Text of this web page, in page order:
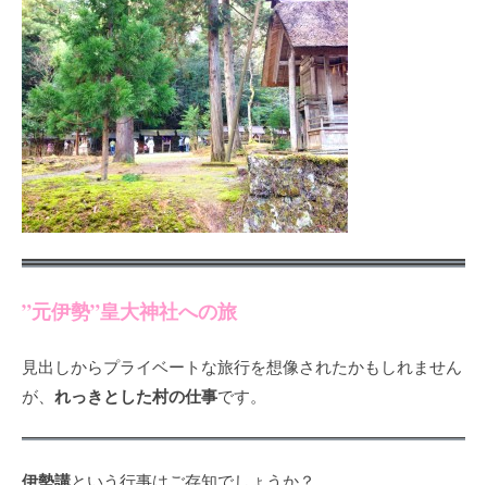
”元伊勢”皇大神社への旅
見出しからプライベートな旅行を想像されたかもしれません
が、 れっきとした村の仕事です。